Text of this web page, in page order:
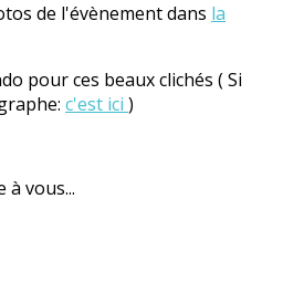
de l'évènement dans la
pour ces beaux clichés ( Si
c'est ici )
à vous...